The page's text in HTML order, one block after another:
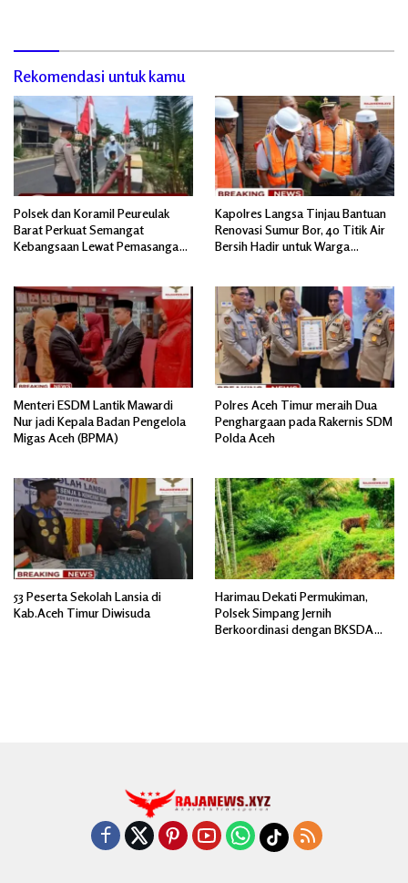
Rekomendasi untuk kamu
Polsek dan Koramil Peureulak
Barat Perkuat Semangat
Kebangsaan Lewat Pemasangan
Kapolres Langsa Tinjau Bantuan
Renovasi Sumur Bor, 40 Titik Air
Bersih Hadir untuk Warga
Menteri ESDM Lantik Mawardi
Nur jadi Kepala Badan Pengelola
Migas Aceh (BPMA)
Polres Aceh Timur meraih Dua
Penghargaan pada Rakernis SDM
Polda Aceh
53 Peserta Sekolah Lansia di
Kab.Aceh Timur Diwisuda
Harimau Dekati Permukiman,
Polsek Simpang Jernih
Berkoordinasi dengan BKSDA